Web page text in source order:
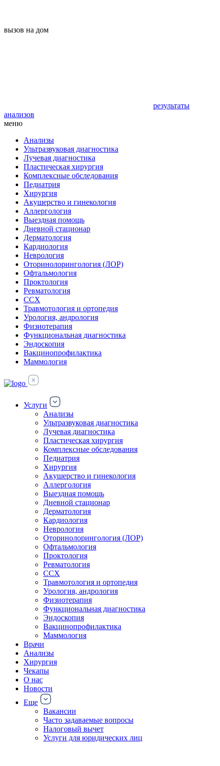
вызов на дом
результаты
анализов
меню
Анализы
Ультразвуковая диагностика
Лучевая диагностика
Пластическая хирургия
Комплексные обследования
Педиатрия
Хирургия
Акушерство и гинекология
Аллергология
Выездная помощь
Дневной стационар
Дерматология
Кардиология
Неврология
Оторинолорингология (ЛОР)
Офтальмология
Проктология
Ревматология
ССХ
Травмотология и ортопедия
Урология, андрология
Физиотерапия
Функциональная диагностика
Эндоскопия
Вакцинопрофилактика
Маммология
Услуги
Анализы
Ультразвуковая диагностика
Лучевая диагностика
Пластическая хирургия
Комплексные обследования
Педиатрия
Хирургия
Акушерство и гинекология
Аллергология
Выездная помощь
Дневной стационар
Дерматология
Кардиология
Неврология
Оторинолорингология (ЛОР)
Офтальмология
Проктология
Ревматология
ССХ
Травмотология и ортопедия
Урология, андрология
Физиотерапия
Функциональная диагностика
Эндоскопия
Вакцинопрофилактика
Маммология
Врачи
Анализы
Хирургия
Чекапы
О нас
Новости
Еще
Вакансии
Часто задаваемые вопросы
Налоговый вычет
Услуги для юридических лиц